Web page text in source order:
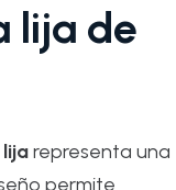
lija de
representa una
permite